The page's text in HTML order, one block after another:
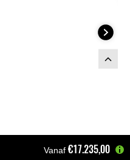
Vanaf €17.235,00